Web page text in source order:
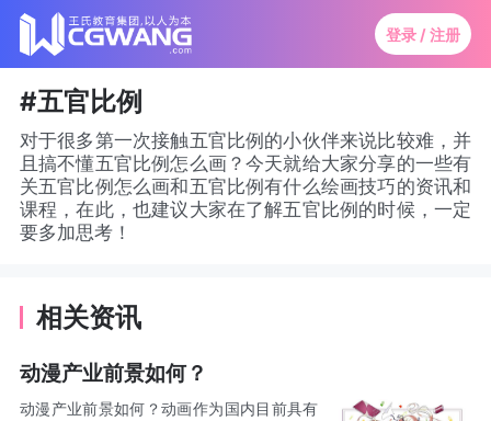
登录 / 注册
#五官比例
对于很多第一次接触五官比例的小伙伴来说比较难，并
且搞不懂五官比例怎么画？今天就给大家分享的一些有
关五官比例怎么画和五官比例有什么绘画技巧的资讯和
课程，在此，也建议大家在了解五官比例的时候，一定
要多加思考！
相关资讯
动漫产业前景如何？
动漫产业前景如何？动画作为国内目前具有